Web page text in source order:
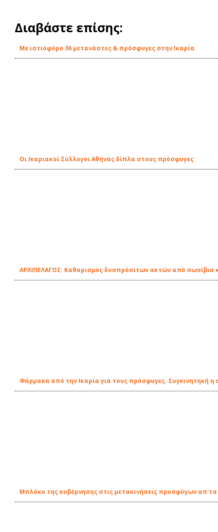
Διαβάστε επίσης:
Με ιστιοφόρο 36 μετανάστες & πρόσφυγες στην Ικαρία
Οι Ικαριακοί Σύλλογοι Αθήνας δίπλα στους πρόσφυγες
ΑΡΧΙΠΕΛΑΓΟΣ: Καθαρισμός δυσπρόσιτων ακτών από σωσίβια
Φάρμακα από την Ικαρία για τους πρόσφυγες. Συγκινητηκή
Μπλόκο της κυβέρνησης στις μετακινήσεις προσφύγων